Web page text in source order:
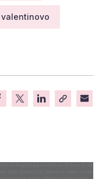
valentinovo